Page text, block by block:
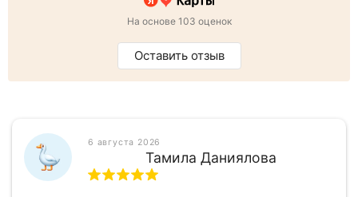
На основе 103 оценок
Оставить отзыв
6 августа 2026
Тамила Даниялова